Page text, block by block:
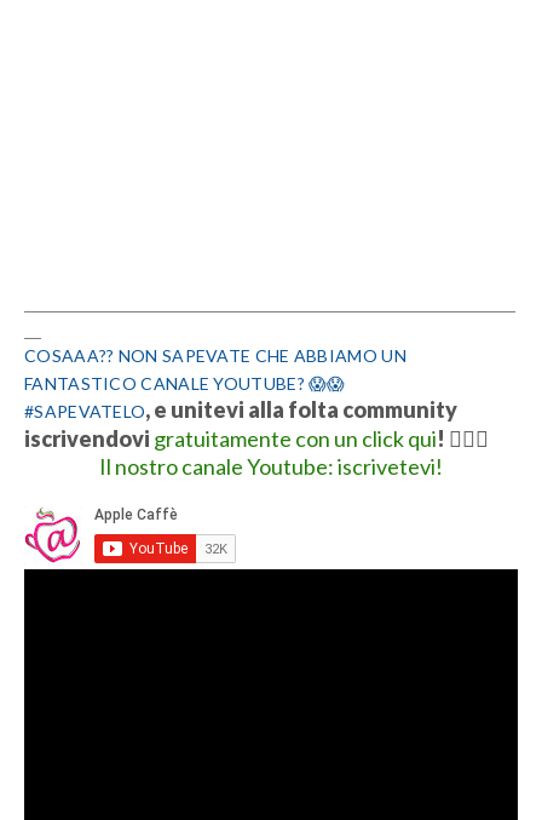
COSAAA?? NON SAPEVATE CHE ABBIAMO UN
FANTASTICO CANALE YOUTUBE? 😱😱
#SAPEVATELO, e unitevi alla folta community
iscrivendovi gratuitamente con un click qui! 👍🏻💋
Il nostro canale Youtube: iscrivetevi!